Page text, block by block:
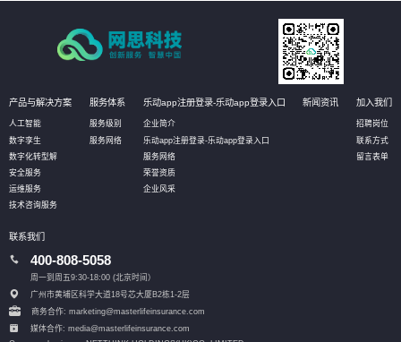
产品与解决方案
人工智能
数字孪生
数字化转型解
安全服务
运维服务
技术咨询服务
服务体系
服务级别
服务网络
乐动app注册登录-乐动app登录入口
企业简介
乐动app注册登录-乐动app登录入口
服务网络
荣誉资质
企业风采
新闻资讯 加入我们
招聘岗位
联系方式
留言表单
联系我们
400-808-5058
周一到周五9:30-18:00 (北京时间）
广州市黄埔区科学大道18号芯大厦B2栋1-2层
商务合作: marketing@masterlifeinsurance.com
媒体合作: media@masterlifeinsurance.com